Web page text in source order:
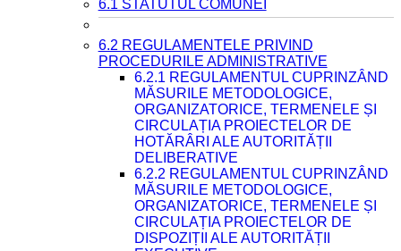
6.1 STATUTUL COMUNEI
6.2 REGULAMENTELE PRIVIND
PROCEDURILE ADMINISTRATIVE
6.2.1 REGULAMENTUL CUPRINZÂND
MĂSURILE METODOLOGICE,
ORGANIZATORICE, TERMENELE ȘI
CIRCULAȚIA PROIECTELOR DE
HOTĂRÂRI ALE AUTORITĂȚII
DELIBERATIVE
6.2.2 REGULAMENTUL CUPRINZÂND
MĂSURILE METODOLOGICE,
ORGANIZATORICE, TERMENELE ȘI
CIRCULAȚIA PROIECTELOR DE
DISPOZIȚII ALE AUTORITĂȚII